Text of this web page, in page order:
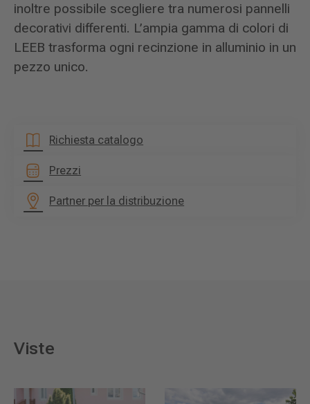
inoltre possibile scegliere tra numerosi pannelli
decorativi differenti. L’ampia gamma di colori di
LEEB trasforma ogni recinzione in alluminio in un
pezzo unico.
Richiesta catalogo
Prezzi
Partner per la distribuzione
Viste